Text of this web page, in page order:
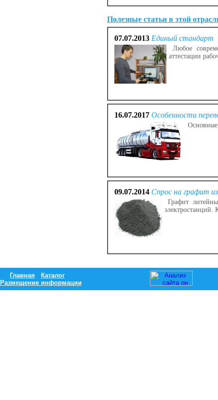
Полезные статьи в этой
07.07.2013 Единый стандарт
Любое
аттестации
16.07.2017 Особенности
Основные
09.07.2014 Спрос на графит
Графит
электростанций.
Главная
Каталог
Размещение информации